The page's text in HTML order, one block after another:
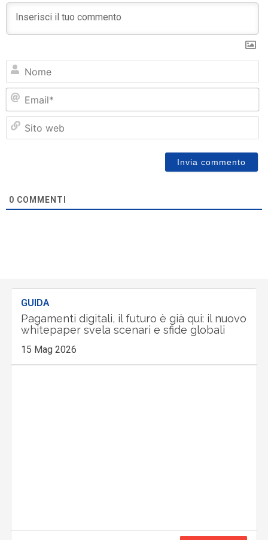
0 COMMENTI
GUIDA
Pagamenti digitali, il futuro è già qui: il nuovo
whitepaper svela scenari e sfide globali
15 Mag 2026